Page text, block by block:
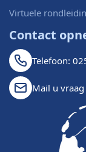
Virtuele
Contact
Telefoon:
Mail u vraag